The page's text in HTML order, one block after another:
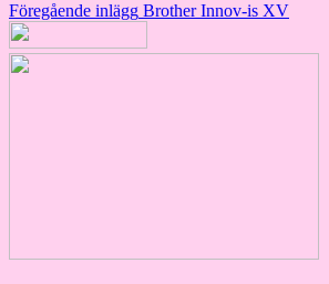
Inläggsnavigering
Föregående inlägg Brother Innov-is XV